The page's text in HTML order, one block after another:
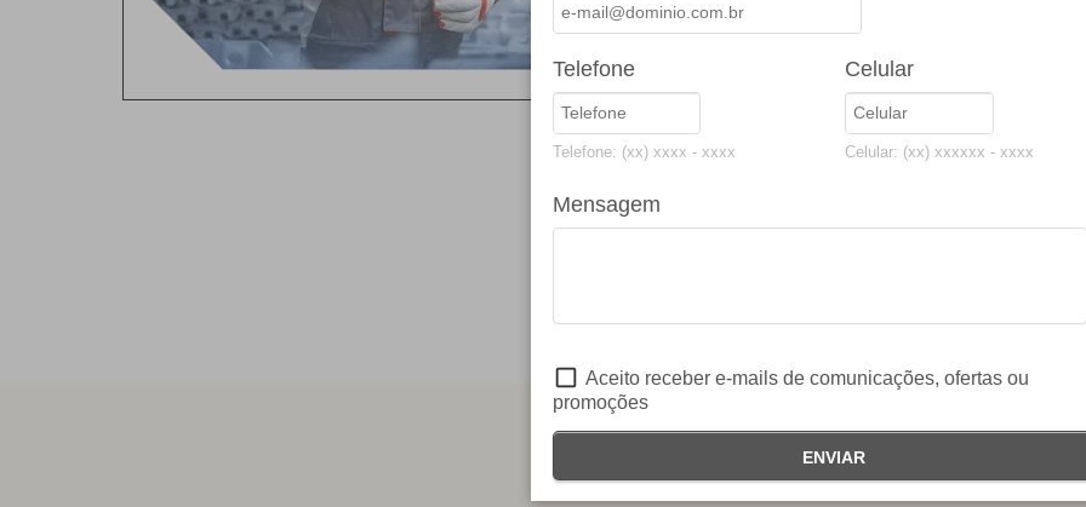
SOLICITE UMA PROPOSTA
Seguradoras Parceiras
Telefone
Telefone: (xx) xxxx - xxxx
Celular
Celular: (xx) xxxxxx - xxxx
Mensagem
Aceito receber e-mails de comunicações, ofertas ou
promoções
ENVIAR